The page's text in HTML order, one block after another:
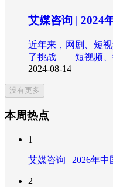
艾媒咨询 | 2024
近年来，网剧、短
了挑战——短视频、
2024-08-14
没有更多
本周热点
1
艾媒咨询 | 2026年
2